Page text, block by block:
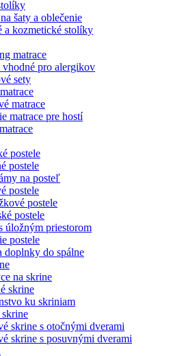
šaty a oblečenie
a kozmetické stolíky
matrace
vhodné pro alergikov
sety
matrace
matrace pre hostí
postele
postele
na posteľ
postele
postele
postele
úložným priestorom
postele
doplnky do spálne
na skrine
skrine
ku skriniam
skrine s otočnými dverami
skrine s posuvnými dverami